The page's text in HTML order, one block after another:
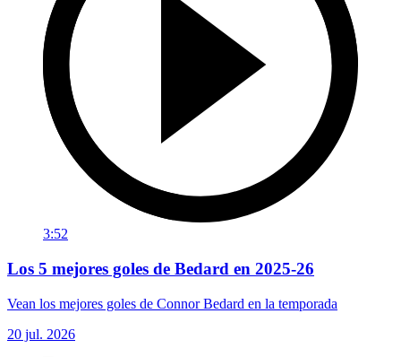
3:52
Los 5 mejores goles de Bedard en 2025-26
Vean los mejores goles de Connor Bedard en la temporada
20 jul. 2026